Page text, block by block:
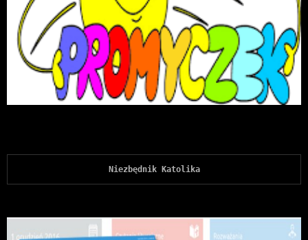
Niezbędnik Katolika